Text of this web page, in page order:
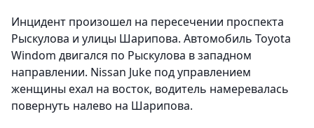
Инцидент произошел на пересечении проспекта
Рыскулова и улицы Шарипова. Автомобиль Toyota
Windom двигался по Рыскулова в западном
направлении. Nissan Juke под управлением
женщины ехал на восток, водитель намеревалась
повернуть налево на Шарипова.